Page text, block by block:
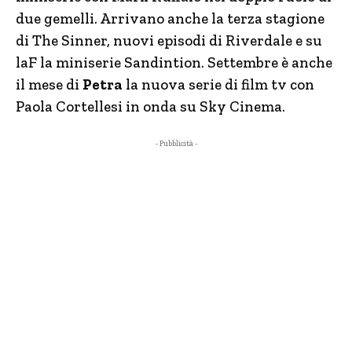
due gemelli. Arrivano anche la terza stagione
di The Sinner, nuovi episodi di Riverdale e su
laF la miniserie Sandintion. Settembre è anche
il mese di Petra la nuova serie di film tv con
Paola Cortellesi in onda su Sky Cinema.
- Pubblicità -